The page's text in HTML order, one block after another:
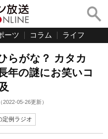
ーツ コラム ライフ
らがな？ カタカ
の謎にお笑いコ
（2022-05-26更新）
定例ラジオ